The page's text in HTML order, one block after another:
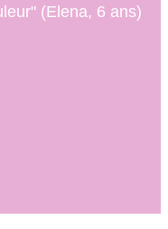
(Elena, 6 ans)